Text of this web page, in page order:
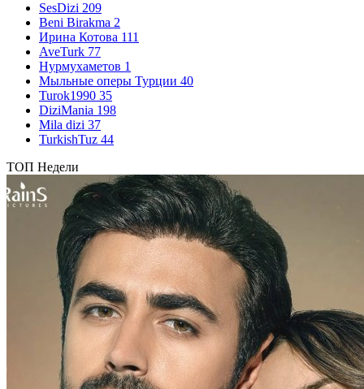
SesDizi 209
Beni Birakma 2
Ирина Котова 111
AveTurk 77
Нурмухаметов 1
Мыльные оперы Турции 40
Turok1990 35
DiziMania 198
Mila dizi 37
TurkishTuz 44
ТОП Недели